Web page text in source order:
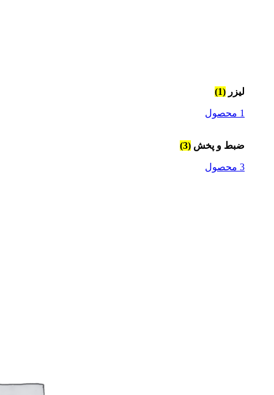
لیزر (1)
1 محصول
ضبط و پخش (3)
3 محصول